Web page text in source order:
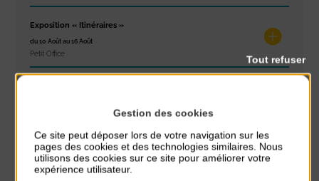
Exposition « Itinéraires »
du 10 Août au 16 Août
Petit Office
Stretching
du 10 Août au 14 Août
Plage du passous
Gestion des cookies
Ce site peut déposer lors de votre navigation sur les
pages des cookies et des technologies similaires. Nous
utilisons des cookies sur ce site pour améliorer votre
expérience utilisateur.
Tout refuser